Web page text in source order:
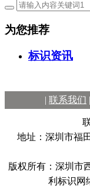
为您推荐
标识资讯
| 联系我们 |
地址：深圳市福
版权所有：深圳市
利标识网